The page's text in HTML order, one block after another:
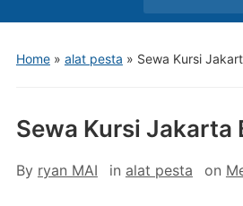
Home» alat pesta » Sewa Kursi
Sewa Kursi Jakarta
By ryan MAI in alat pesta on